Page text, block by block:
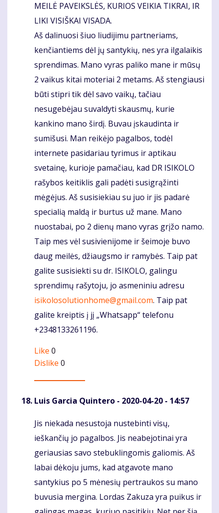
Komentaras
MEILĖ PAVEIKSLĖS, KURIOS VEIKIA TIKRAI, IR
LIKI VISIŠKAI VISADA.
Aš dalinuosi šiuo liudijimu partneriams,
kenčiantiems dėl jų santykių, nes yra ilgalaikis
sprendimas. Mano vyras paliko mane ir mūsų
2 vaikus kitai moteriai 2 metams. Aš stengiausi
būti stipri tik dėl savo vaikų, tačiau
nesugebėjau suvaldyti skausmų, kurie
kankino mano širdį. Buvau įskaudinta ir
sumišusi. Man reikėjo pagalbos, todėl
internete pasidariau tyrimus ir aptikau
svetainę, kurioje pamačiau, kad DR ISIKOLO
rašybos keitiklis gali padėti susigrąžinti
mėgėjus. Aš susisiekiau su juo ir jis padarė
specialią maldą ir burtus už mane. Mano
nuostabai, po 2 dienų mano vyras grįžo namo.
Taip mes vėl susivienijome ir šeimoje buvo
daug meilės, džiaugsmo ir ramybės. Taip pat
galite susisiekti su dr. ISIKOLO, galingu
sprendimų rašytoju, jo asmeniniu adresu
isikolosolutionhome@gmail.com. Taip pat
galite kreiptis į jį „Whatsapp“ telefonu
+2348133261196.
Like 0
Dislike 0
Luis Garcia Quintero - 2020-04-20 - 14:57
Komentaras
Jis niekada nesustoja nustebinti visų,
ieškančių jo pagalbos. Jis neabejotinai yra
geriausias savo stebuklingomis galiomis. Aš
labai dėkoju jums, kad atgavote mano
santykius po 5 mėnesių pertraukos su mano
buvusia mergina. Lordas Zakuza yra puikus ir